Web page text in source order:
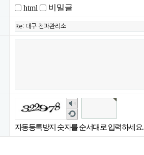
html 비밀글
숫자
음성
듣기
새로
자동등록방지 숫자를 순서대로 입력하세요.